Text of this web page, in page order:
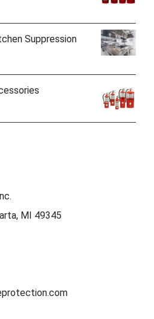
Suppression
MI 49345